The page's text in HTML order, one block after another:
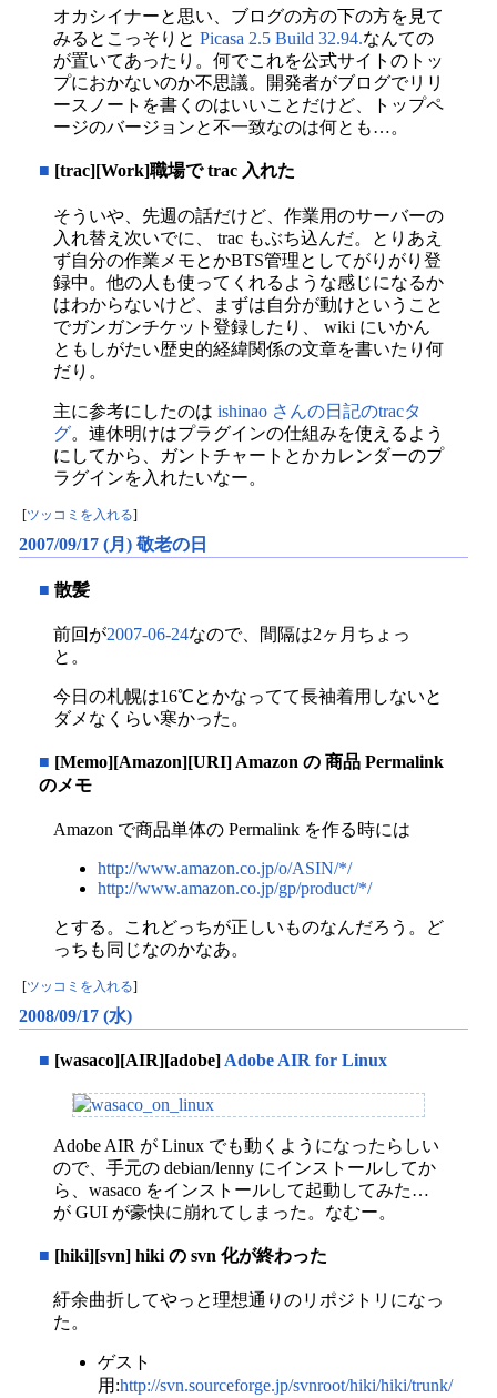
オカシイナーと思い、ブログの方の下の方を見て
みるとこっそりと Picasa 2.5 Build 32.94.なんての
が置いてあったり。何でこれを公式サイトのトッ
プにおかないのか不思議。開発者がブログでリリ
ースノートを書くのはいいことだけど、トップペ
ージのバージョンと不一致なのは何とも…。
■ [trac][Work]職場で trac 入れた
そういや、先週の話だけど、作業用のサーバーの
入れ替え次いでに、 trac もぶち込んだ。とりあえ
ず自分の作業メモとかBTS管理としてがりがり登
録中。他の人も使ってくれるような感じになるか
はわからないけど、まずは自分が動けということ
でガンガンチケット登録したり、 wiki にいかん
ともしがたい歴史的経緯関係の文章を書いたり何
だり。
主に参考にしたのは ishinao さんの日記のtracタ
グ。連休明けはプラグインの仕組みを使えるよう
にしてから、ガントチャートとかカレンダーのプ
ラグインを入れたいなー。
[ツッコミを入れる]
2007/09/17 (月) 敬老の日
■ 散髪
前回が2007-06-24なので、間隔は2ヶ月ちょっ
と。
今日の札幌は16℃とかなってて長袖着用しないと
ダメなくらい寒かった。
■ [Memo][Amazon][URI] Amazon の 商品 Permalink
のメモ
Amazon で商品単体の Permalink を作る時には
http://www.amazon.co.jp/o/ASIN/*/
http://www.amazon.co.jp/gp/product/*/
とする。これどっちが正しいものなんだろう。ど
っちも同じなのかなあ。
ツッコミを入れる
2008/09/17 (水)
■ [wasaco][AIR][adobe]Adobe AIR for Linux
Adobe AIR が Linux でも動くようになったらしい
ので、手元の debian/lenny にインストールしてか
ら、wasaco をインストールして起動してみた…
が GUI が豪快に崩れてしまった。なむー。
■ [hiki][svn] hiki の svn 化が終わった
紆余曲折してやっと理想通りのリポジトリになっ
た。
ゲスト
用:http://svn.sourceforge.jp/svnroot/hiki/hiki/trunk/